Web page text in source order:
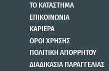
ΤΟ ΚΑΤΑΣΤΗΜΑ
ΕΠΙΚΟΙΝΩΝΙΑ
ΚΑΡΙΕΡΑ
ΟΡΟΙ ΧΡΗΣΗΣ
ΠΟΛΙΤΙΚΗ ΑΠΟΡΡΗΤΟΥ
ΔΙΑΔΙΚΑΣΙΑ ΠΑΡΑΓΓΕΛΙΑΣ